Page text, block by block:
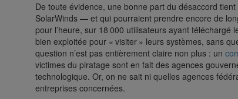
De toute évidence, une bonne part du désaccord
SolarWinds — et qui pourraient prendre encore de
pour l’heure, sur 18 000 utilisateurs ayant téléchargé
bien exploitée pour « visiter » leurs systèmes, sans
question n’est pas entièrement claire non plus : un
victimes du piratage sont en fait des agences
technologique. Or, on ne sait ni quelles agences
entreprises concernées.